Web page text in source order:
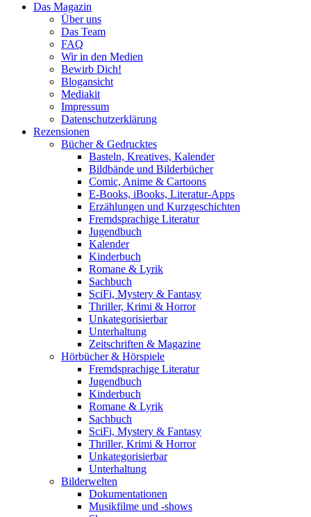
Das Magazin
Über uns
Das Team
FAQ
Wir in den Medien
Bewirb Dich!
Blogansicht
Mediakit
Impressum
Datenschutzerklärung
Rezensionen
Bücher & Gedrucktes
Basteln, Kreatives, Kalender
Bildbände und Bilderbücher
Comic, Anime & Cartoons
E-Books, iBooks, Literatur-Apps
Erzählungen und Kurzgeschichten
Fremdsprachige Literatur
Jugendbuch
Kalender
Kinderbuch
Romane & Lyrik
Sachbuch
SciFi, Mystery & Fantasy
Thriller, Krimi & Horror
Unkategorisierbar
Unterhaltung
Zeitschriften & Magazine
Hörbücher & Hörspiele
Fremdsprachige Literatur
Jugendbuch
Kinderbuch
Romane & Lyrik
Sachbuch
SciFi, Mystery & Fantasy
Thriller, Krimi & Horror
Unkategorisierbar
Unterhaltung
Bilderwelten
Dokumentationen
Musikfilme und -shows